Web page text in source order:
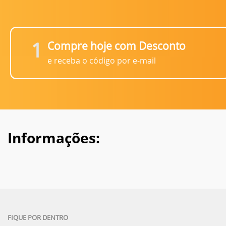
1 Compre hoje com Desconto
e receba o código por e-mail
Informações:
FIQUE POR DENTRO